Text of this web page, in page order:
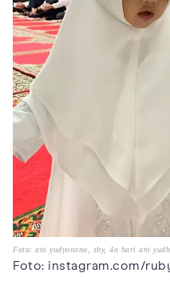
Foto: ani yudyonono, sby, 4o hari ani
Foto: instagram.com/